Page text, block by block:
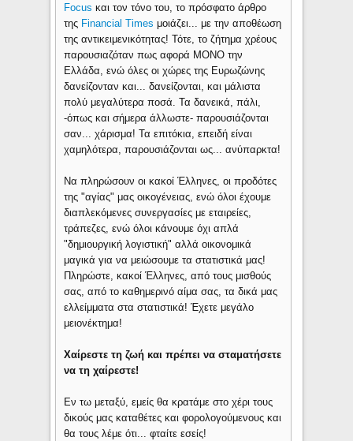
Focus και τον τόνο του, το πρόσφατο άρθρο
της Financial Τimes μοιάζει... με την αποθέωση
της αντικειμενικότητας! Τότε, το ζήτημα χρέους
παρουσιαζόταν πως αφορά ΜΟΝΟ την
Ελλάδα, ενώ όλες οι χώρες της Ευρωζώνης
δανείζονταν και... δανείζονται, και μάλιστα
πολύ μεγαλύτερα ποσά. Τα δανεικά, πάλι,
-όπως και σήμερα άλλωστε- παρουσιάζονται
σαν... χάρισμα! Τα επιτόκια, επειδή είναι
χαμηλότερα, παρουσιάζονται ως... ανύπαρκτα!
Να πληρώσουν οι κακοί Έλληνες, οι προδότες
της "αγίας" μας οικογένειας, ενώ όλοι έχουμε
διαπλεκόμενες συνεργασίες με εταιρείες,
τράπεζες, ενώ όλοι κάνουμε όχι απλά
"δημιουργική λογιστική" αλλά οικονομικά
μαγικά για να μειώσουμε τα στατιστικά μας!
Πληρώστε, κακοί Έλληνες, από τους μισθούς
σας, από το καθημερινό αίμα σας, τα δικά μας
ελλείμματα στα στατιστικά! Έχετε μεγάλο
μειονέκτημα!
Χαίρεστε τη ζωή και πρέπει να σταματήσετε
να τη χαίρεστε!
Εν τω μεταξύ, εμείς θα κρατάμε στο χέρι τους
δικούς μας καταθέτες και φορολογούμενους και
θα τους λέμε ότι... φταίτε εσείς!